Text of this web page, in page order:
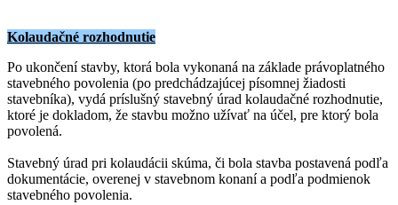
Kolaudačné rozhodnutie
Po ukončení stavby, ktorá bola vykonaná na základe právoplatného
stavebného povolenia (po predchádzajúcej písomnej žiadosti
stavebníka), vydá príslušný stavebný úrad kolaudačné rozhodnutie,
ktoré je dokladom, že stavbu možno užívať na účel, pre ktorý bola
povolená.
Stavebný úrad pri kolaudácii skúma, či bola stavba postavená podľa
dokumentácie, overenej v stavebnom konaní a podľa podmienok
stavebného povolenia.